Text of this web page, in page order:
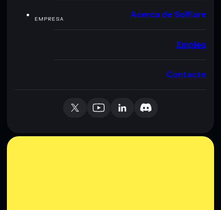
EMPRESA Acerca de Solflare
Empleo
Contacto